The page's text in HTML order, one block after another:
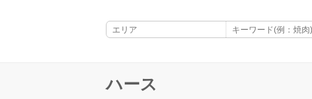
ハース